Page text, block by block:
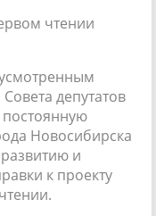
чтении
депутатов
постоянную
Новосибирска
и
к проекту